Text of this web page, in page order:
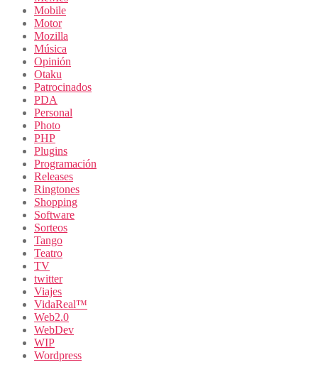
Mobile
Motor
Mozilla
Música
Opinión
Otaku
Patrocinados
PDA
Personal
Photo
PHP
Plugins
Programación
Releases
Ringtones
Shopping
Software
Sorteos
Tango
Teatro
TV
twitter
Viajes
VidaReal™
Web2.0
WebDev
WIP
Wordpress